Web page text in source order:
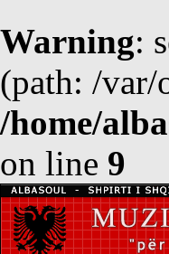
Warning:
(path: /
/home/
on line 9